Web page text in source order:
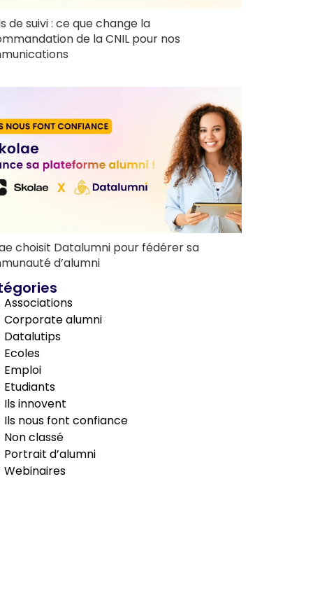
de suivi : ce que change la
de la CNIL pour nos
choisit Datalumni pour fédérer sa
d’alumni
Associations
Corporate alumni
Datalutips
Ecoles
Emploi
Etudiants
Ils innovent
Ils nous font confiance
Non classé
Portrait d’alumni
Webinaires